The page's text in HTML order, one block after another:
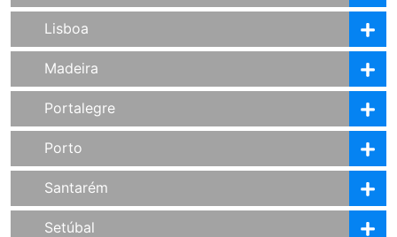
Lisboa
Madeira
Portalegre
Porto
Santarém
Setúbal